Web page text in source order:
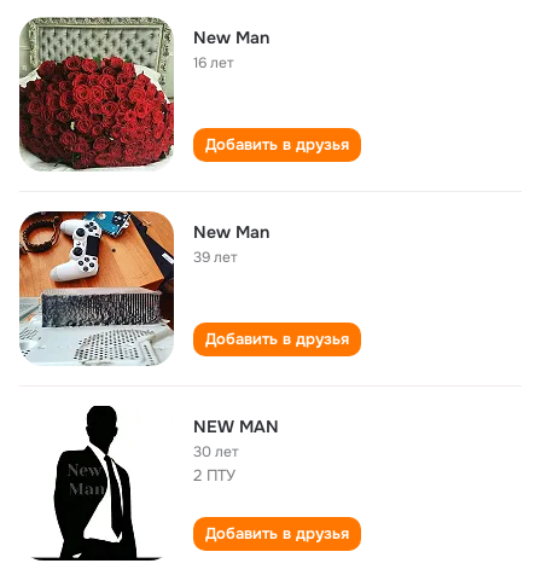
New Man
16 лет
Добавить в друзья
New Man
39 лет
Добавить в друзья
NEW MAN
30 лет
2 ПТУ
Добавить в друзья